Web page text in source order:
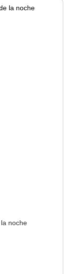
la noche